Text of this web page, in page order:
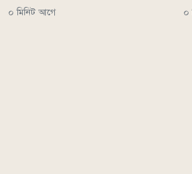
০ মিনিট আগে ০